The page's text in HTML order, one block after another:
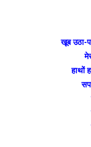
खूब उठा-
हाथों